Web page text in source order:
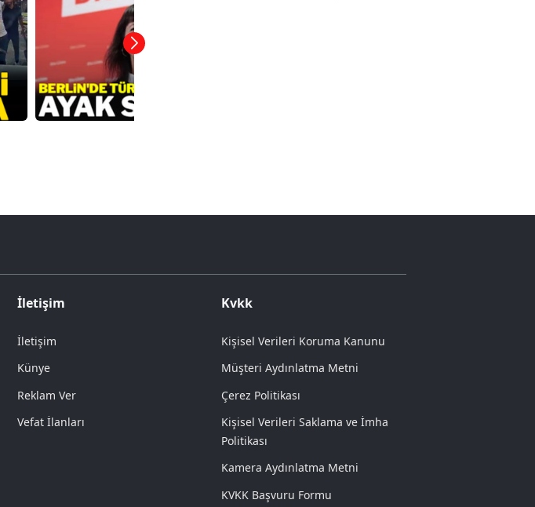
İletişim
İletişim
Künye
Reklam Ver
Vefat İlanları
Kvkk
Kişisel Verileri Koruma Kanunu
Müşteri Aydınlatma Metni
Çerez Politikası
Kişisel Verileri Saklama ve İmha
Politikası
Kamera Aydınlatma Metni
KVKK Başvuru Formu